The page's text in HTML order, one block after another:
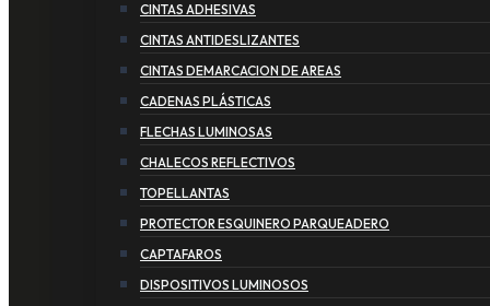
CINTAS ADHESIVAS
CINTAS ANTIDESLIZANTES
CINTAS DEMARCACION DE AREAS
CADENAS PLÁSTICAS
FLECHAS LUMINOSAS
CHALECOS REFLECTIVOS
TOPELLANTAS
PROTECTOR ESQUINERO PARQUEADERO
CAPTAFAROS
DISPOSITIVOS LUMINOSOS